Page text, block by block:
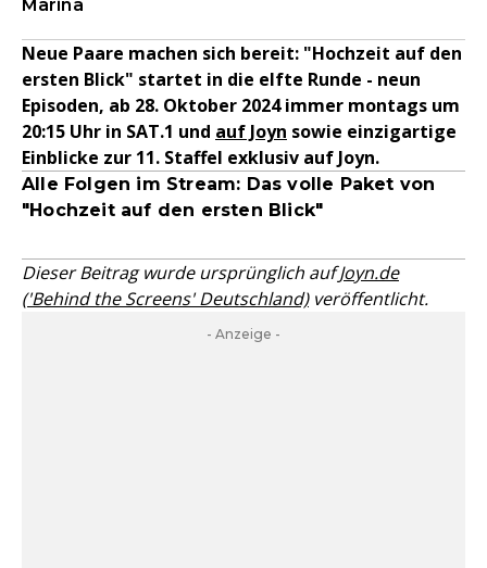
Marina
Neue Paare machen sich bereit: "Hochzeit auf den
ersten Blick" startet in die elfte Runde - neun
Episoden, ab 28. Oktober 2024 immer montags um
20:15 Uhr in SAT.1 und auf Joyn sowie einzigartige
Einblicke zur 11. Staffel exklusiv auf Joyn.
Alle Folgen im Stream: Das volle Paket von
"Hochzeit auf den ersten Blick"
Dieser Beitrag wurde ursprünglich aufJoyn.de
('Behind the Screens' Deutschland)veröffentlicht.
- Anzeige -